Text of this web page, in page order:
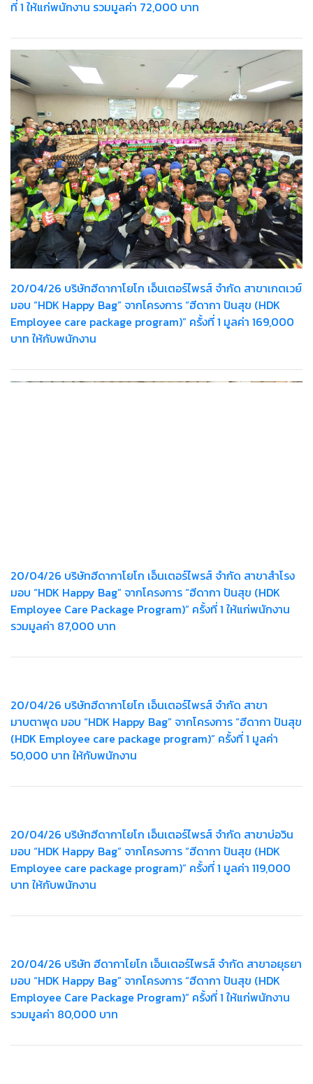
ที่ 1 ให้แก่พนักงาน รวมมูลค่า 72,000 บาท
20/04/26 บริษัทฮีดากาโยโก เอ็นเตอร์ไพรส์ จำกัด สาขาเกตเวย์
มอบ “HDK Happy Bag” จากโครงการ “ฮีดากา ปันสุข (HDK
Employee care package program)” ครั้งที่ 1 มูลค่า 169,000
บาท ให้กับพนักงาน
20/04/26 บริษัทฮีดากาโยโก เอ็นเตอร์ไพรส์ จำกัด สาขาสำโรง
มอบ “HDK Happy Bag” จากโครงการ “ฮีดากา ปันสุข (HDK
Employee Care Package Program)” ครั้งที่ 1 ให้แก่พนักงาน
รวมมูลค่า 87,000 บาท
20/04/26 บริษัทฮีดากาโยโก เอ็นเตอร์ไพรส์ จำกัด สาขา
มาบตาพุด มอบ “HDK Happy Bag” จากโครงการ “ฮีดากา ปันสุข
(HDK Employee care package program)” ครั้งที่ 1 มูลค่า
50,000 บาท ให้กับพนักงาน
20/04/26 บริษัทฮีดากาโยโก เอ็นเตอร์ไพรส์ จำกัด สาขาบ่อวิน
มอบ “HDK Happy Bag” จากโครงการ “ฮีดากา ปันสุข (HDK
Employee care package program)” ครั้งที่ 1 มูลค่า 119,000
บาท ให้กับพนักงาน
20/04/26 บริษัท ฮีดากาโยโก เอ็นเตอร์ไพรส์ จำกัด สาขาอยุธยา
มอบ “HDK Happy Bag” จากโครงการ “ฮีดากา ปันสุข (HDK
Employee Care Package Program)” ครั้งที่ 1 ให้แก่พนักงาน
รวมมูลค่า 80,000 บาท